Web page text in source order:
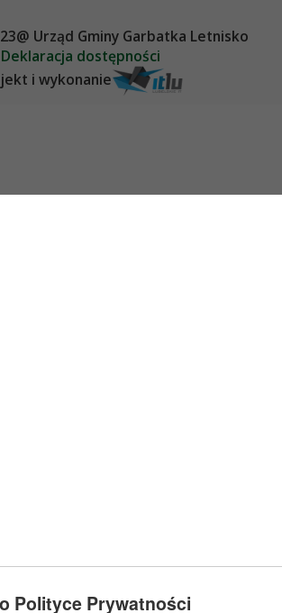
Urząd Gminy Garbatka Letnisko
Deklaracja dostępności
i wykonanie
Polityce Prywatności